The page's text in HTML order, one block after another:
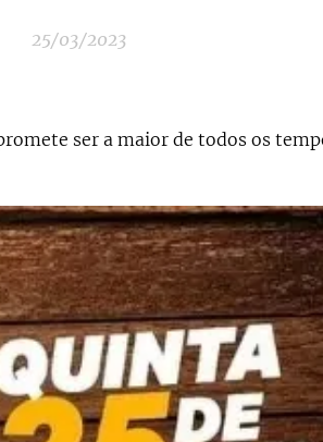
25/03/2023
ser a maior de todos os